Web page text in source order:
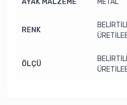
AYAK MALZEME METAL
RENK
ÖLÇÜ